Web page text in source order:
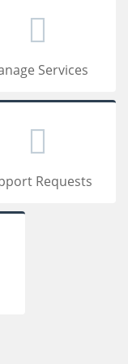
Services
Requests